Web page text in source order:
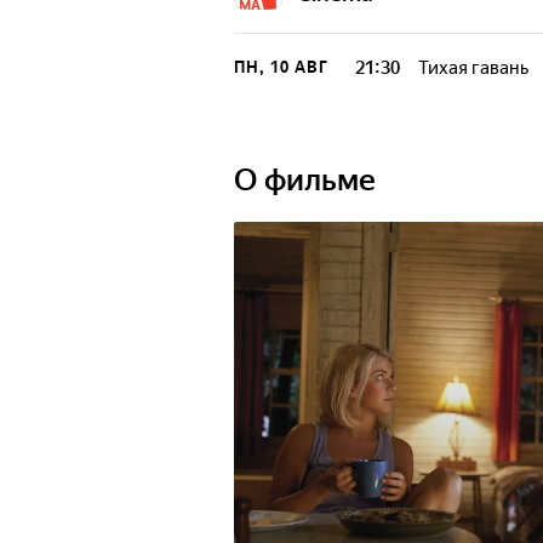
ПН, 10 АВГ 21:30 Тихая гавань
О фильме